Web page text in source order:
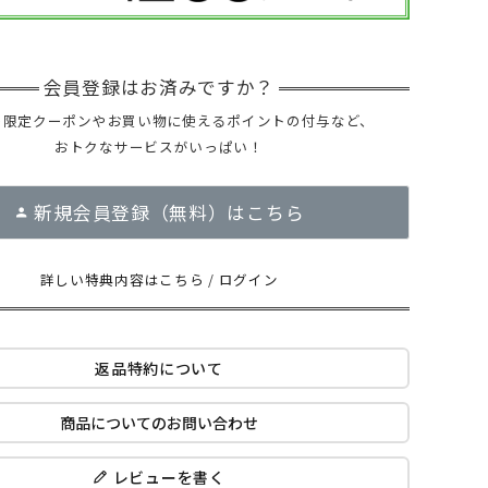
定クーポンやお買い物に使えるポイントの付与など、
おトクなサービスがいっぱい！
新規会員登録（無料）はこちら
詳しい特典内容はこちら / ログイン
返品特約について
商品についてのお問い合わせ
レビューを書く